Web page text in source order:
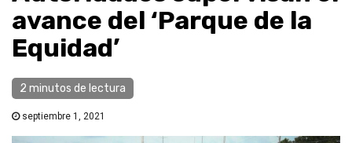
avance del ‘Parque de la
Equidad’
2 minutos de lectura
septiembre 1, 2021